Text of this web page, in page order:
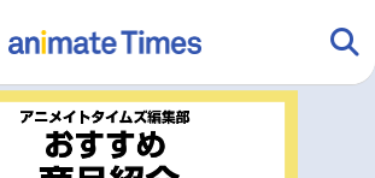
ランキング アニメ